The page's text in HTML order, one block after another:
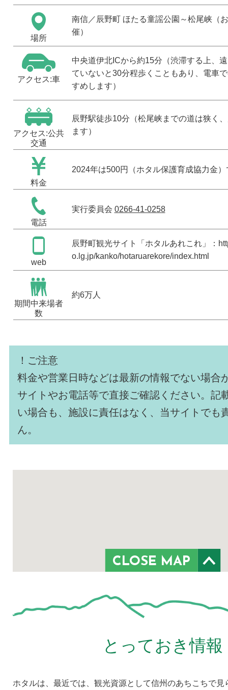
場所
南信／辰野町 ほたる童謡公園～松尾峡（
催）
アクセス:車
中央道伊北ICから約15分（渋滞する上、
ていないと30分程歩くこともあり、電車
すめします）
アクセス:公共
交通
辰野駅徒歩10分（松尾峡までの道は狭く
ます）
料金
2024年は500円（ホタル保護育成協力金）
電話
実行委員会 0266-41-0258
web
辰野町観光サイト「ホタルあれこれ」：
o.lg.jp/kanko/hotaruarekore/index.html
期間中来場者
数
約6万人
！ご注意
料金や営業日時などは最新の情報でない場合
サイトやお電話等で直接ご確認ください。記
い場合も、施設に責任はなく、当サイトでも
ん。
CLOSE MAP
とっておき情報
ホタルは、最近では、観光資源として信州のあちこちで見